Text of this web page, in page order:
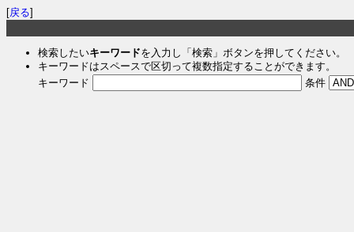
[戻る]
検索したいキーワードを入力し「検索」ボタンを押してください。
キーワードはスペースで区切って複数指定することができます。
キーワード
条件